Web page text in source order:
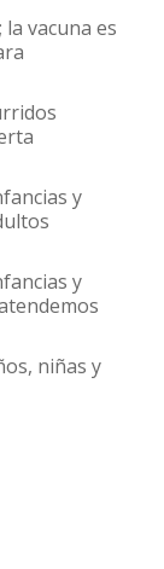
vacuna es
y
y
niñas y